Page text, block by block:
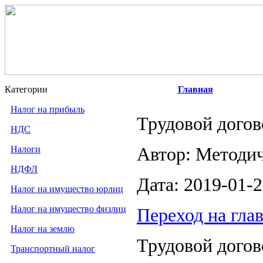
Категории
Налог на прибыль
НДС
Налоги
НДФЛ
Налог на имущество юрлиц
Налог на имущество физлиц
Налог на землю
Транспортный налог
Главная
Трудовой
Автор:
Дата: 2019-01-
Переход на
Трудовой